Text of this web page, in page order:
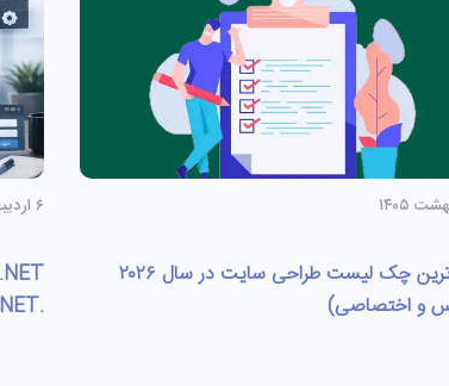
جامع ترین چک لیست طراحی سایت در سال ۲۰۲۶
و اختصاصی)
۶ اردیبهشت ۱۴۰۵
.NET برای توسعه وب